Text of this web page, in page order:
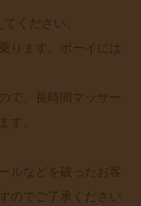
ください。
ります。ボーイには
で、長時間マッサー
す。
ルなどを破ったお客
のでご了承ください